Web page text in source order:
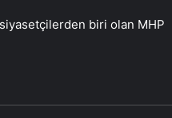
biri olan MHP